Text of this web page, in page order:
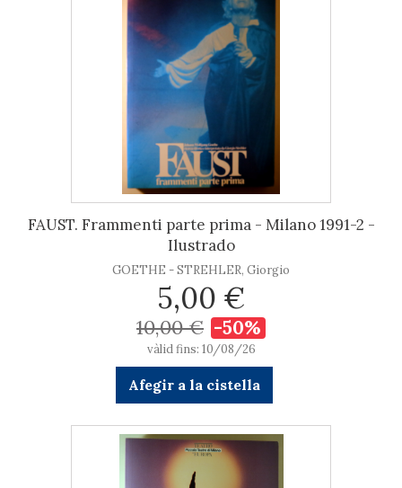
FAUST. Frammenti parte prima - Milano 1991-2 -
Ilustrado
GOETHE - STREHLER, Giorgio
5,00 €
10,00 € -50%
vàlid fins: 10/08/26
Afegir a la cistella